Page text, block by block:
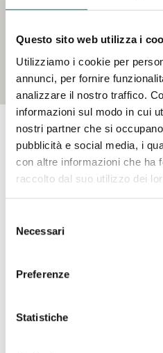
Questo sito web utilizza i
Utilizziamo i cookie per
annunci, per fornire
analizzare il nostro traffico.
informazioni sul modo in cui
nostri partner che si
pubblicità e social media, i
con altre informazioni che ha
raccolto dal suo utilizzo dei
delNecessari
Preferenze
Statistiche
Inizia un
Nome
Cognome
Azienda